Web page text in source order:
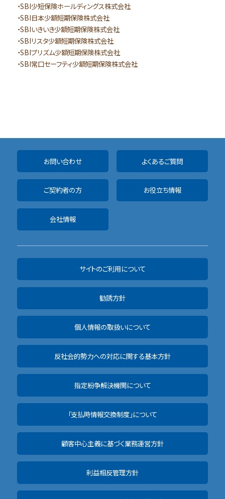
・SBI少短保険ホールディングス株式会社
・SBI日本少額短期保険株式会社
・SBIいきいき少額短期保険株式会社
・SBIリスタ少額短期保険株式会社
・SBIプリズム少額短期保険株式会社
・SBI常口セーフティ少額短期保険株式会社
お問い合わせ よくあるご質問
ご契約者の方 お役立ち情報
会社情報
サイトのご利用について
勧誘方針
個人情報の取扱いについて
反社会的勢力への対応に関する基本方針
指定紛争解決機関について
「支払時情報交換制度」について
顧客中心主義に基づく業務運営方針
利益相反管理方針